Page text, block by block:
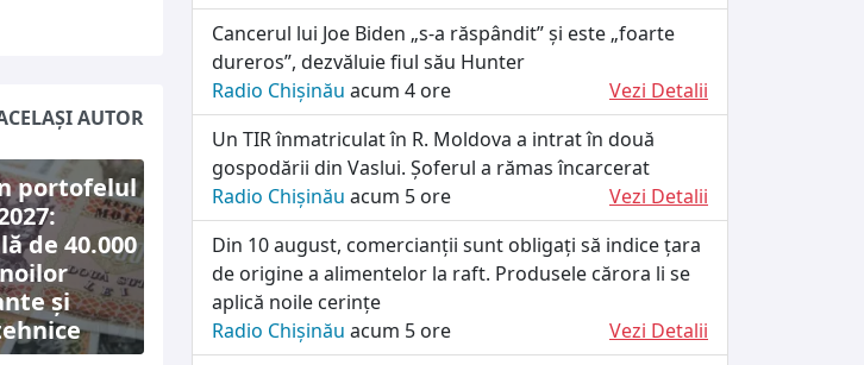
ARTICOLE DE ACELAȘI AUTOR
portofelul
de 40.000
și
Cancerul lui Joe Biden „s-a răspândit” și este „foarte
dureros”, dezvăluie fiul său Hunter
Radio Chișinău acum 4 ore
Vezi Detalii
Un TIR înmatriculat în R. Moldova a intrat în două
gospodării din Vaslui. Șoferul a rămas încarcerat
Radio Chișinău acum 5 ore
Vezi Detalii
Din 10 august, comercianții sunt obligați să indice țara
de origine a alimentelor la raft. Produsele cărora li se
aplică noile cerințe
Radio Chișinău acum 5 ore
Vezi Detalii